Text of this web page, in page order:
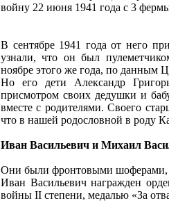
войну 22 июня 1941 года с 3
В сентябре 1941 года от него
узнали, что он был
ноябре этого же года, по данным
Но его дети Александр
присмотром своих дедушки и
вместе с родителями. Своего
что в нашей родословной в роду
Иван Васильевич и Михаил
Они были фронтовыми шоферами,
Иван Васильевич награжден
войны II степени, медалью «За